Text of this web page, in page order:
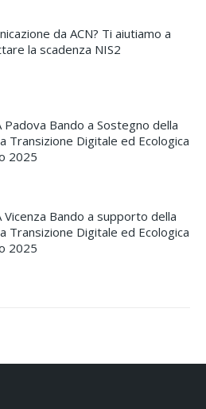
da ACN? Ti aiutiamo a
la scadenza NIS2
Padova Bando a Sostegno della
Transizione Digitale ed Ecologica
2025
Vicenza Bando a supporto della
Transizione Digitale ed Ecologica
2025